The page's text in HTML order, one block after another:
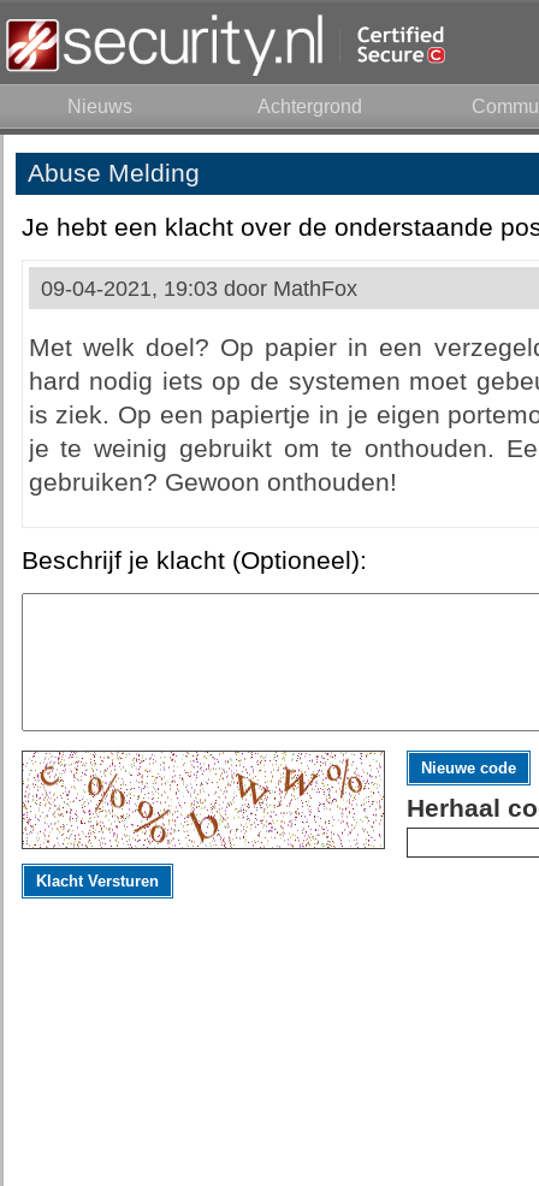
Nieuws Achtergrond
Abuse Melding
Je hebt een klacht over de onderstaande
09-04-2021, 19:03 door MathFox
Met welk doel? Op papier in een
hard nodig iets op de systemen moet
is ziek. Op een papiertje in je eigen
je te weinig gebruikt om te onthouden.
gebruiken? Gewoon onthouden!
Beschrijf je klacht (Optioneel):
Nieuwe code
Herhaal
Klacht Versturen